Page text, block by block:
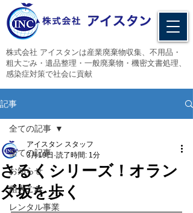
​株式会社 アイスタンは産業廃棄物収集、不用品・
粗大ごみ・遺品整理・一般廃棄物・機密文書処理、
感染症対策で社会に貢献
記事
全ての記事
お知らせ
粗大ごみ
レンタル事業
全ての記事
さるくシリーズ！オラン
ダ坂を歩く
アイスタン スタッフ
3月19日 読了時間: 1分